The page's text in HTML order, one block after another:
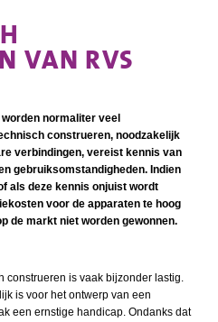
VAN RVS
normaliter veel
construeren, noodzakelijk
verbindingen, vereist kennis van
gebruiksomstandigheden. Indien
als deze kennis onjuist wordt
voor de apparaten te hoog
de markt niet worden gewonnen.
construeren is vaak bijzonder lastig.
is voor het ontwerp van een
een ernstige handicap. Ondanks dat